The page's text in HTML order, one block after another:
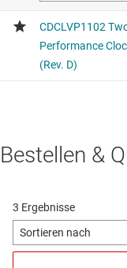
Bestellen &